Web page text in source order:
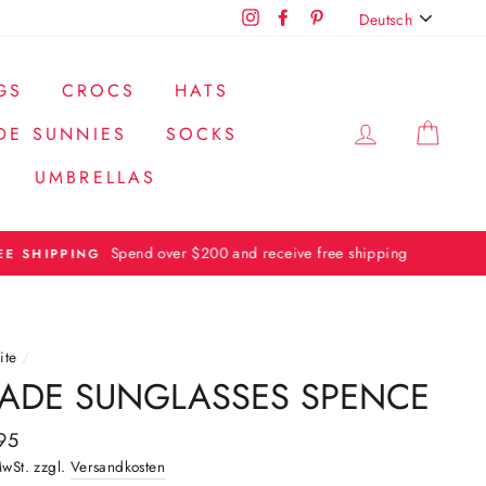
InstagramFacebookPinterestSPRACHE
Deutsch
CROCS
HATS
SUNNIES
SOCKS
UMBRELLAS
/
SUNGLASSES SPENCE
zzgl. Versandkosten